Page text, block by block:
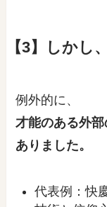
【3】しかし
例外的に、
才能のある外
ありました。
代表例：快